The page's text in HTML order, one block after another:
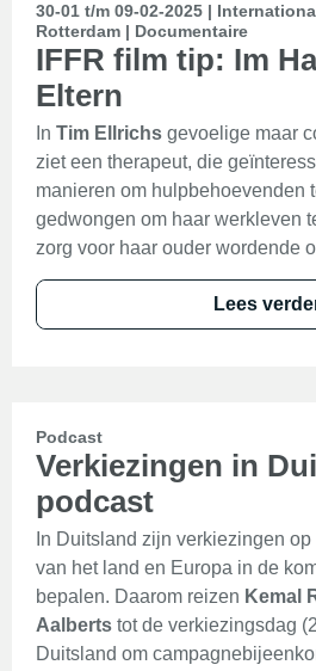
30-01 t/m 09-02-2025 |
Rotterdam | Documentaire
IFFR film tip: Im
Eltern
In Tim Ellrichs gevoelige maar
ziet een therapeut, die
manieren om hulpbehoevenden
gedwongen om haar werkleven
zorg voor haar ouder wordende
Lees
Podcast
Verkiezingen in
podcast
In Duitsland zijn verkiezingen
van het land en Europa in de
bepalen. Daarom reizen Kemal
Aalberts tot de verkiezingsdag
Duitsland om